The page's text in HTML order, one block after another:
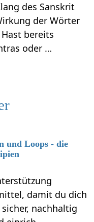
des Sanskrit
der Wörter
bereits
oder …
und Loops - die
damit du dich
nachhaltig